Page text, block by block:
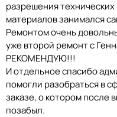
разрешения
материалов занимался
Ремонтом очень
уже второй ремонт с
РЕКОМЕНДУЮ!!!
И отдельное спасибо
помогли разобраться в
заказе, о котором после
позабыл.